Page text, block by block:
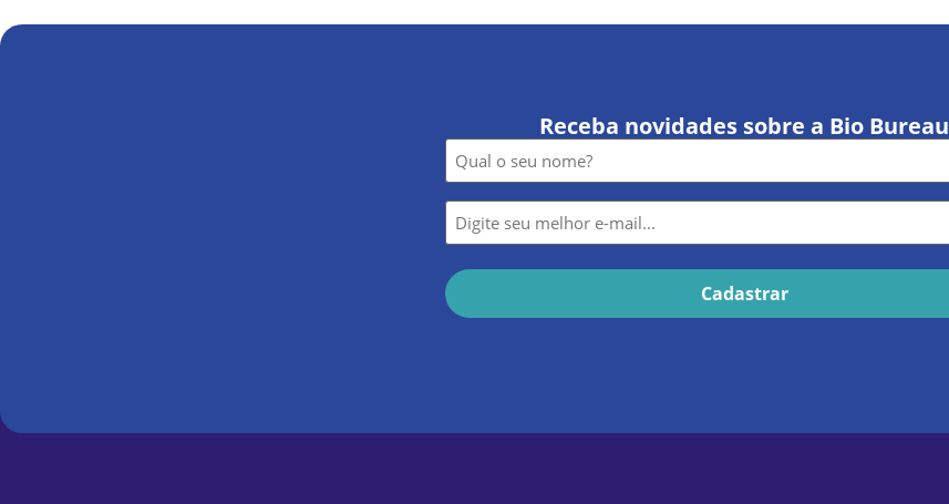
Receba novidades sobre a Bio Bureau
Nome
E-
mail
*